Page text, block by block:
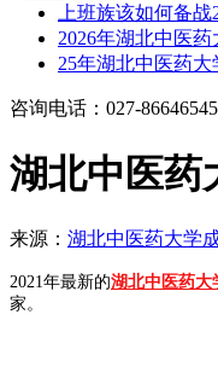
上班族该如何备战
2026年湖北中医
25年湖北中医药
咨询电话：027-86646545
湖北中医药
来源： 湖北中医药大学
2021年最新的湖北中医药大
家。